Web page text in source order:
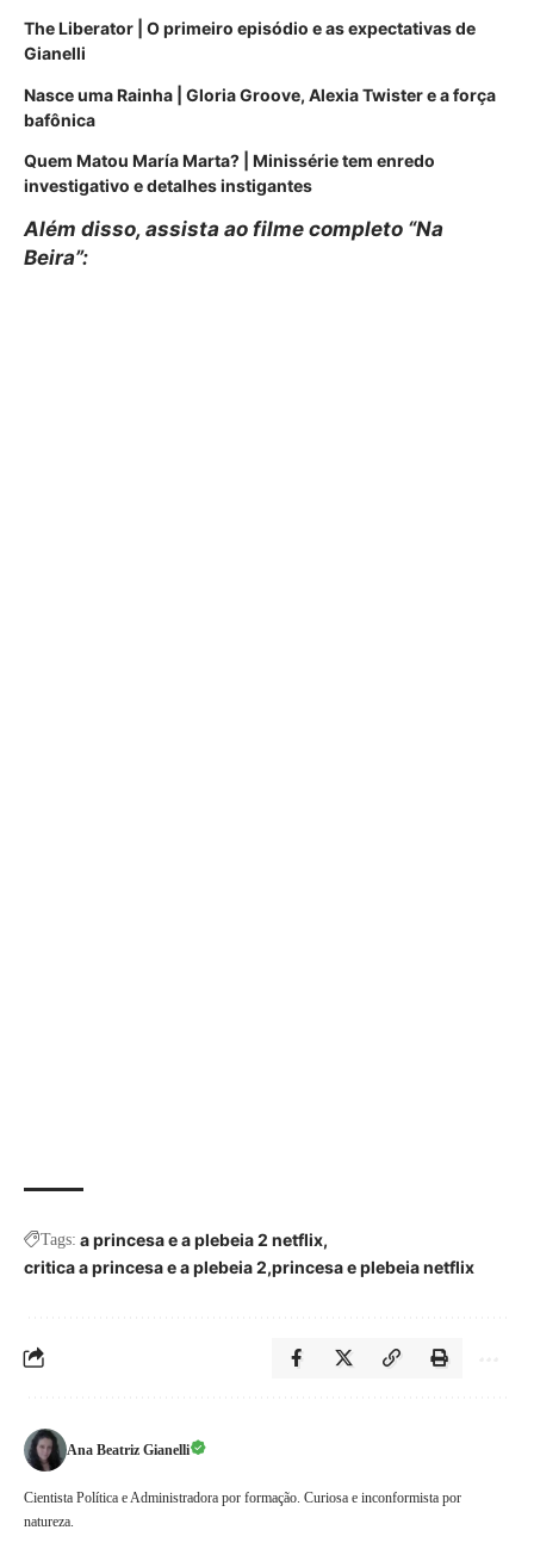
The Liberator | O primeiro episódio e as expectativas de
Gianelli
Nasce uma Rainha | Gloria Groove, Alexia Twister e a força
bafônica
Quem Matou María Marta? | Minissérie tem enredo
investigativo e detalhes instigantes
Além disso, assista ao filme completo “Na
Beira”:
Tags: a princesa e a plebeia 2 netflix
critica a princesa e a plebeia 2 princesa e plebeia netflix
Ana Beatriz Gianelli
Cientista Política e Administradora por formação. Curiosa e inconformista por
natureza.